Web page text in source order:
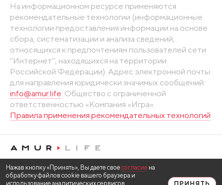
На информационном ресурсе применяются
рекомендательные технологии (информационные
технологии предоставления информации на основе
сбора, систематизации и анализа сведений,
относящихся к предпочтениям пользователей сети
"Интернет", находящихся на территории
Российской Федерации). Адрес электронной почты
для направления юридически значимых сообщений:
info@amur.life . Общество с ограниченной
ответственностью «Компания «Игра».
Правила применения рекомендательных технологий
Нажав кнопку «Принять», Вы даете свое согласие на
обработку файлов cookie вашего браузера и
использование аналитических сервисов
ПРИНЯТЬ